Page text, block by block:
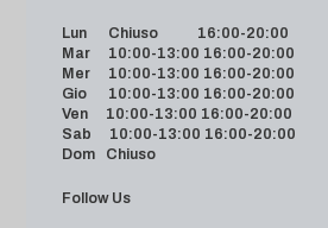
Lun Chiuso 16:00-20:00
Mar 10:00-13:00 16:00-20:00
Mer 10:00-13:00 16:00-20:00
Gio 10:00-13:00 16:00-20:00
Ven 10:00-13:00 16:00-20:00
Sab 10:00-13:00 16:00-20:00
Dom Chiuso
Follow Us